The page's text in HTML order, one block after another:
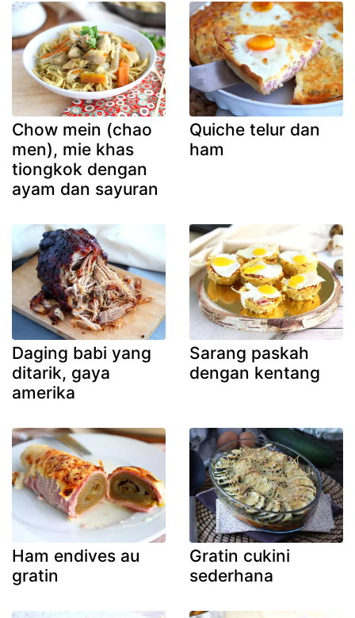
Chow mein (chao
men), mie khas
tiongkok dengan
ayam dan sayuran
Quiche telur dan
ham
Daging babi yang
ditarik, gaya
amerika
Sarang paskah
dengan kentang
Ham endives au
gratin
Gratin cukini
sederhana